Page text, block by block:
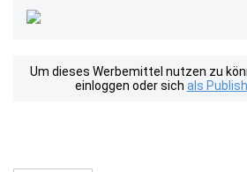
Um dieses Werbemittel nutzen zu
einloggen oder sich als